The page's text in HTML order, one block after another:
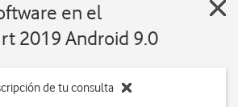
en el
2019 Android 9.0
de tu consulta